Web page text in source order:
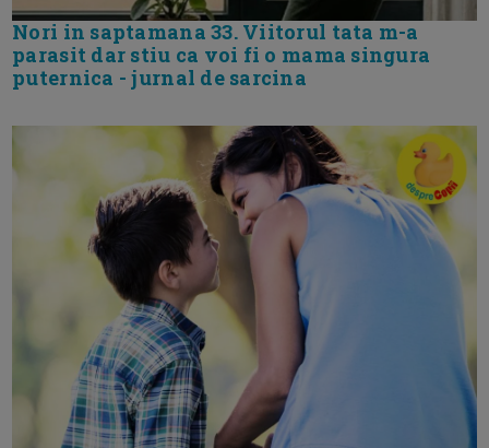
Nori in saptamana 33. Viitorul tata m-a
parasit dar stiu ca voi fi o mama singura
puternica - jurnal de sarcina